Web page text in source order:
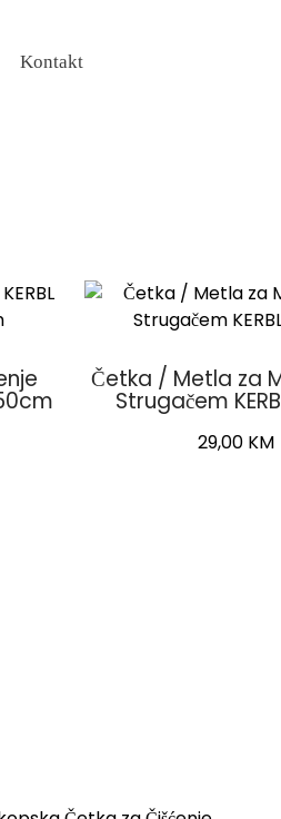
Kontakt
Četka / Metla za
Strugačem
29,00 KM